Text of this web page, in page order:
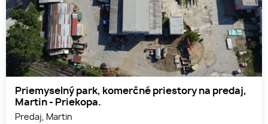
Priemyselný park, komerčné priestory na predaj,
Martin - Priekopa.
Predaj, Martin